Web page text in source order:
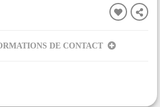
DE CONTACT